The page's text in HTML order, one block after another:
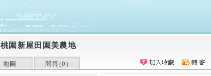
桃園新屋田園美農地
地圖 問答(0 )